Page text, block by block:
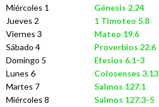
Miércoles 1
Génesis 2.24
Jueves 2
1 Timoteo 5.8
Viernes 3
Mateo 19.6
Sábado 4
Proverbios 22.6
Domingo 5
Efesios 6.1-3
Lunes 6
Colosenses 3.13
Martes 7
Salmos 127.1
Miércoles 8
Salmos 127.3-5